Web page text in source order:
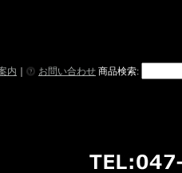
内 お問い合わせ 商品検索: